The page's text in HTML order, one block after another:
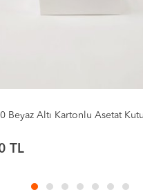
Siyah Altı Kartonlu Asetat Kutu
TL